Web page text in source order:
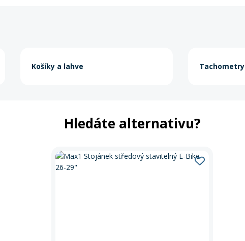
Košíky a lahve Tachometry
Hledáte alternativu?